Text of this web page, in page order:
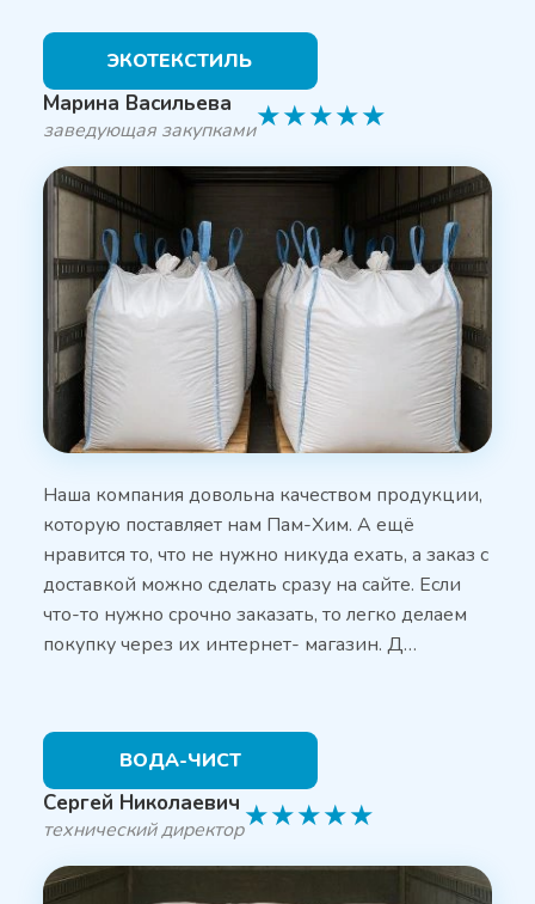
ЭКОТЕКСТИЛЬ
Марина Васильева
заведующая закупками★★★★★
Наша компания довольна качеством продукции,
которую поставляет нам Пам-Хим. А ещё
нравится то, что не нужно никуда ехать, а заказ с
доставкой можно сделать сразу на сайте. Если
что-то нужно срочно заказать, то легко делаем
покупку через их интернет- магазин. Д…
ВОДА-ЧИСТ
Сергей Николаевич
технический директор★★★★★